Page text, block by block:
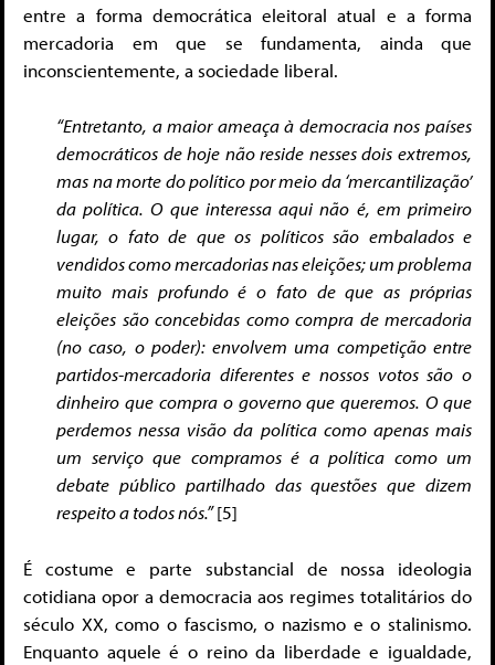
entre a forma democrática eleitoral atual e a forma
mercadoria em que se fundamenta, ainda que
inconscientemente, a sociedade liberal.
“Entretanto, a maior ameaça à democracia nos países
democráticos de hoje não reside nesses dois extremos,
mas na morte do político por meio da ‘mercantilização’
da política. O que interessa aqui não é, em primeiro
lugar, o fato de que os políticos são embalados e
vendidos como mercadorias nas eleições; um problema
muito mais profundo é o fato de que as próprias
eleições são concebidas como compra de mercadoria
(no caso, o poder): envolvem uma competição entre
partidos-mercadoria diferentes e nossos votos são o
dinheiro que compra o governo que queremos. O que
perdemos nessa visão da política como apenas mais
um serviço que compramos é a política como um
debate público partilhado das questões que dizem
respeito a todos nós.”[5]
É costume e parte substancial de nossa ideologia
cotidiana opor a democracia aos regimes totalitários do
século XX, como o fascismo, o nazismo e o stalinismo.
Enquanto aquele é o reino da liberdade e igualdade,